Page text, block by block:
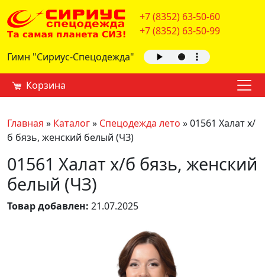
+7 (8352) 63-50-60
+7 (8352) 63-50-99
Гимн "Сириус-Спецодежда"
Корзина
Главная » Каталог» Спецодежда лето »01561 Халат х/
б бязь, женский белый (ЧЗ)
01561 Халат х/б бязь, женский
белый (ЧЗ)
Товар добавлен: 21.07.2025